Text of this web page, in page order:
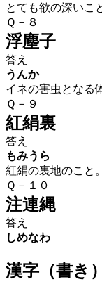
とても欲の深いこ
Ｑ－８
浮塵子
答え
うんか
イネの害虫となる
Ｑ－９
紅絹裏
答え
もみうら
紅絹の裏地のこと。
Ｑ－１０
注連縄
答え
しめなわ
漢字（書き）